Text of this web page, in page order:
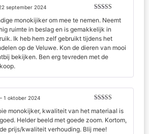
5uit 5
– 1 oktober 2024
monokijker, kwaliteit van het materiaal is
Helder beeld met goede zoom. Kortom,
prijs/kwaliteit verhouding. Blij mee!
5uit 5
september 2024
monokijiker om mee te nemen. Neemt
ruimte in beslag en is gemakkelijk in
Ik heb hem zelf gebruikt tijdens het
op de Veluwe. Kon de dieren van mooi
bekijken. Ben erg tevreden met de